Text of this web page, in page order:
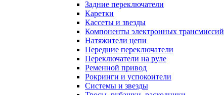
Задние переключатели
Каретки
Кассеты и звезды
Компоненты электронных трансмиссий
Натяжители цепи
Передние переключатели
Переключатели на руле
Ременной привод
Рокринги и успокоители
Системы и звезды